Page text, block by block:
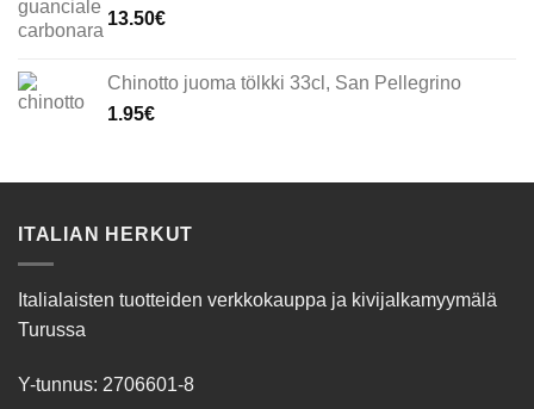
13.50€
Chinotto juoma tölkki 33cl, San Pellegrino
1.95€
ITALIAN HERKUT
Italialaisten tuotteiden verkkokauppa ja kivijalkamyymälä
Turussa
Y-tunnus: 2706601-8